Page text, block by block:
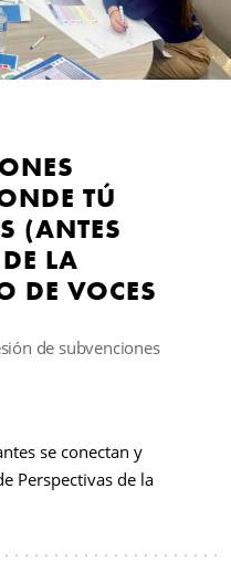
TÚ
(ANTES
LA
DE VOCES
de subvenciones
se conectan y
Perspectivas de la